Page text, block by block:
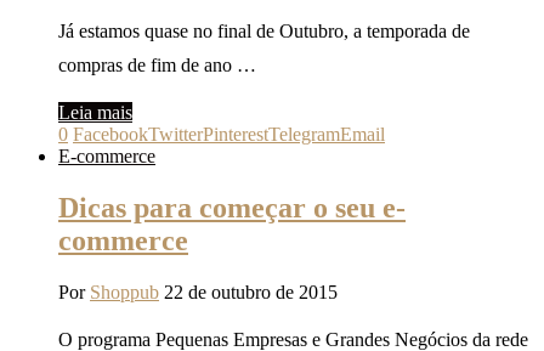
Já estamos quase no final de Outubro, a temporada de
compras de fim de ano …
Leia mais
0 FacebookTwitterPinterestTelegramEmail
E-commerce
Dicas para começar o seu e-
commerce
Por Shoppub 22 de outubro de 2015
O programa Pequenas Empresas e Grandes Negócios da rede